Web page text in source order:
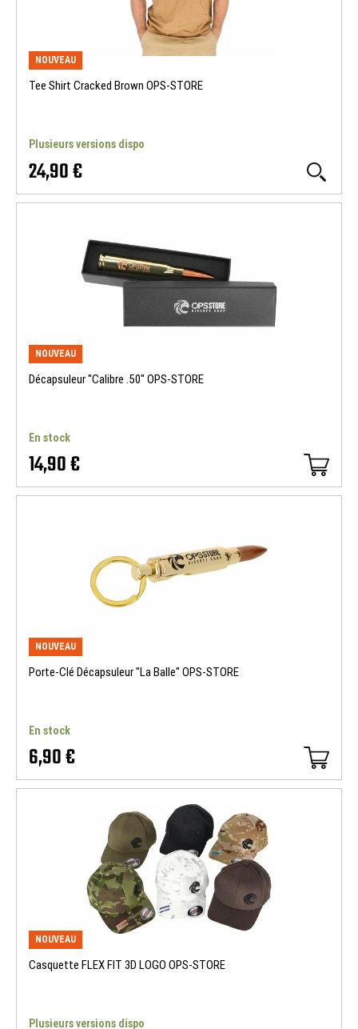
NOUVEAU
Tee Shirt Cracked Brown OPS-STORE
Plusieurs versions dispo
24,90 €
NOUVEAU
Décapsuleur "Calibre .50" OPS-STORE
En stock
14,90 €
NOUVEAU
Porte-Clé Décapsuleur "La Balle" OPS-STORE
En stock
6,90 €
NOUVEAU
Casquette FLEX FIT 3D LOGO OPS-STORE
Plusieurs versions dispo